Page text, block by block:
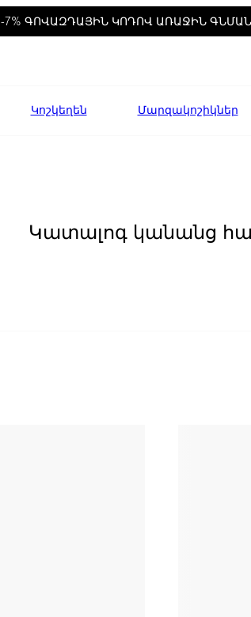
-7% ԳՈՎԱԶԴԱՅԻՆ ԿՈԴՈՎ ԱՌԱՋԻՆ
Կոշկեղեն Մարզակոշիկներ
Կատալոգ կանանց